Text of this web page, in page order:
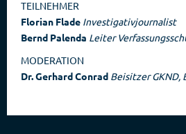
TEILNEHMER
Florian Flade Investigativjournalist
Bernd Palenda Leiter
MODERATION
Dr. Gerhard Conrad Beisitzer GKND,